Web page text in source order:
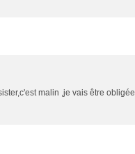
malin ,je vais être obligée